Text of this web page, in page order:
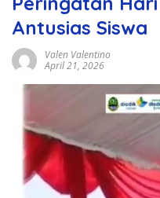
Antusias Siswa
Valen Valentino
April 21, 2026